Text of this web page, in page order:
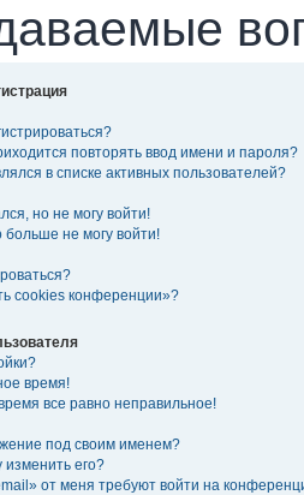
повторять ввод имени и пароля?
в списке активных пользователей?
но не могу войти!
больше не могу войти!
cookies конференции»?
время!
все равно неправильное!
под своим именем?
изменить его?
от меня требуют войти на